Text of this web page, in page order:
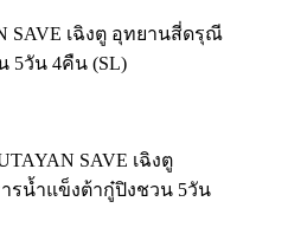
SAVE เฉิงตู อุทยานสี่ดรุณี
5วัน 4คืน (SL)